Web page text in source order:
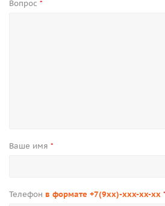
Вопрос *
Ваше имя *
Телефон в формате +7(9xx)-xxx-xx-xx *